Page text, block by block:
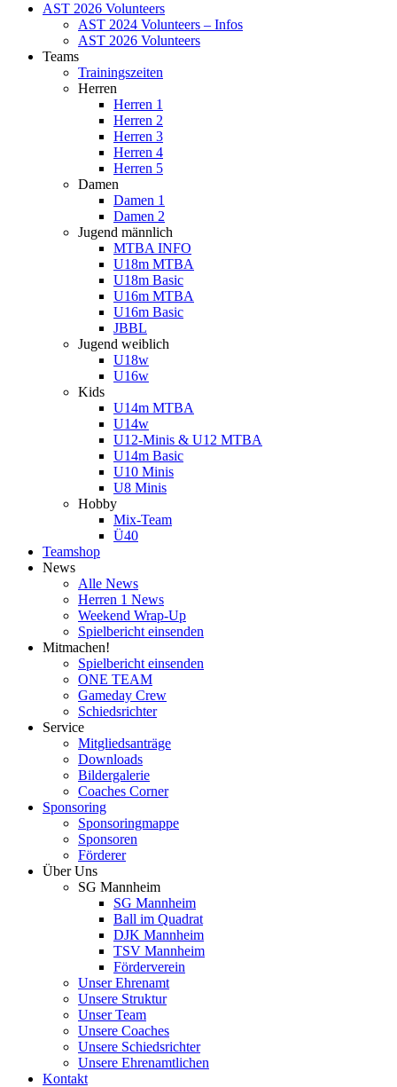
AST 2026 Volunteers
AST 2024 Volunteers – Infos
AST 2026 Volunteers
Teams
Trainingszeiten
Herren
Herren 1
Herren 2
Herren 3
Herren 4
Herren 5
Damen
Damen 1
Damen 2
Jugend männlich
MTBA INFO
U18m MTBA
U18m Basic
U16m MTBA
U16m Basic
JBBL
Jugend weiblich
U18w
U16w
Kids
U14m MTBA
U14w
U12-Minis & U12 MTBA
U14m Basic
U10 Minis
U8 Minis
Hobby
Mix-Team
Ü40
Teamshop
News
Alle News
Herren 1 News
Weekend Wrap-Up
Spielbericht einsenden
Mitmachen!
Spielbericht einsenden
ONE TEAM
Gameday Crew
Schiedsrichter
Service
Mitgliedsanträge
Downloads
Bildergalerie
Coaches Corner
Sponsoring
Sponsoringmappe
Sponsoren
Förderer
Über Uns
SG Mannheim
SG Mannheim
Ball im Quadrat
DJK Mannheim
TSV Mannheim
Förderverein
Unser Ehrenamt
Unsere Struktur
Unser Team
Unsere Coaches
Unsere Schiedsrichter
Unsere Ehrenamtlichen
Kontakt